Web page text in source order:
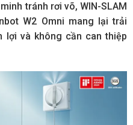
tránh rơi võ, WIN-SLAM
W2 Omni mang lại trải
lợi và không cần can thiệp